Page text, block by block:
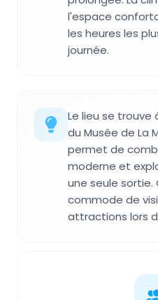
l'espace
les heures les
journée.
Le lieu se
du Musée de La
permet de
moderne et
une seule
commode de
attractions lors